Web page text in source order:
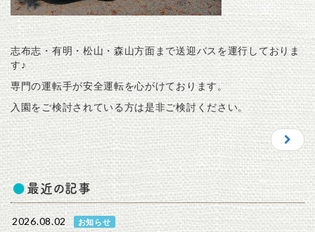
志布志・有明・松山・森山方面まで送迎バスを運行しておりま
す♪
専門の運転手が安全運転を心がけております。
入園をご検討されている方は是非ご検討ください。
最近の記事
2026.08.02 お知らせ